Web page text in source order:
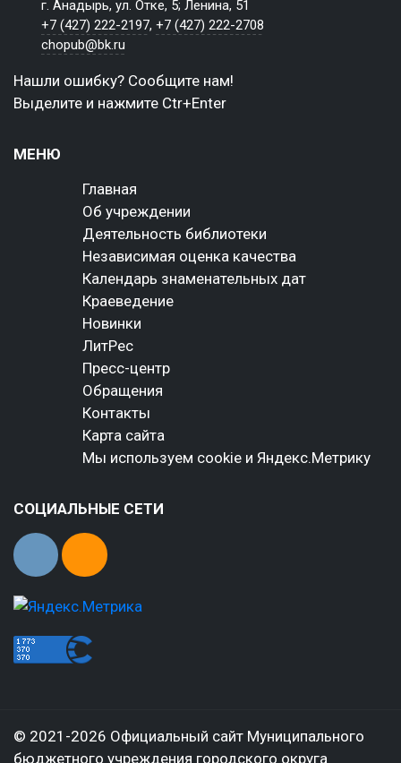
г. Анадырь, ул. Отке, 5; Ленина, 51
+7 (427) 222-2197,+7 (427) 222-2708
chopub@bk.ru
Нашли ошибку? Сообщите нам!
Выделите и нажмите Ctr+Enter
МЕНЮ
Главная
Об учреждении
Деятельность библиотеки
Независимая оценка качества
Календарь знаменательных дат
Краеведение
Новинки
ЛитРес
Пресс-центр
Обращения
Контакты
Карта сайта
Мы используем cookie и Яндекс.Метрику
СОЦИАЛЬНЫЕ СЕТИ
© 2021-2026 Официальный сайт Муниципального
бюджетного учреждения городского округа